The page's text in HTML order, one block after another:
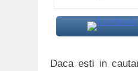
Daca esti in